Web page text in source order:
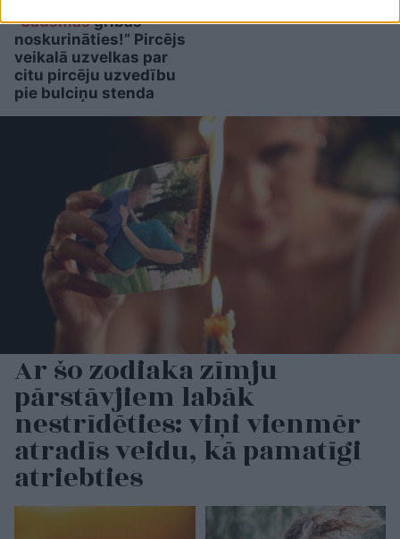
“Šausmāsgribas
noskurināties!” Pircējs
veikalā uzvelkas par
citu pircēju uzvedību
pie bulciņu stenda
Ar šo zodiaka zīmju
pārstāvjiem labāk
nestrīdēties: viņi vienmēr
atradīs veidu, kā pamatīgi
atriebties